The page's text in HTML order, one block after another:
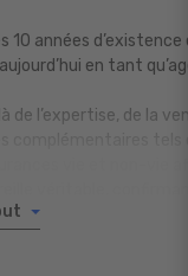
10 années
en tant
de l’expertise, de la
complémentaires
véritable,